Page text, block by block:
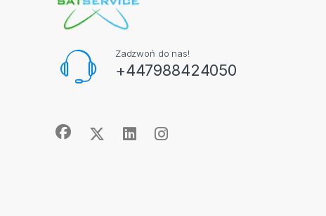
Zadzwoń do nas!
+447988424050